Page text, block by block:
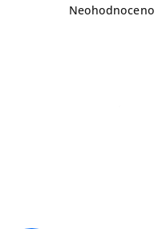
Průměrné
Neohodnoceno